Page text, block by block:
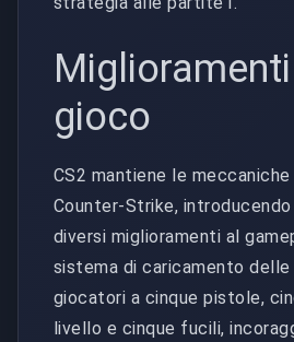
Miglioramenti
gioco
CS2 mantiene le
Counter-Strike,
diversi miglioramenti al
sistema di caricamento delle
giocatori a cinque pistole,
livello e cinque fucili,